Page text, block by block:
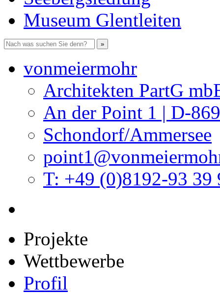
Museum Glentleiten
vonmeiermohr
Architekten PartG
An der Point 1 | D-
Schondorf/Ammersee
T: +49 (0)8192-93 39
Projekte
Wettbewerbe
Profil